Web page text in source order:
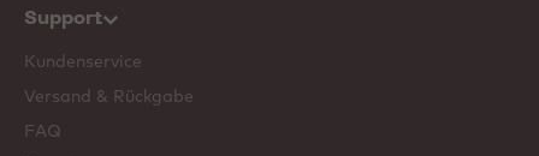
Support
Kundenservice
Versand & Rückgabe
FAQ